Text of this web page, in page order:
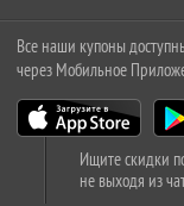
Все наши купоны
через Мобильное
Ищите скидки
не выходя из